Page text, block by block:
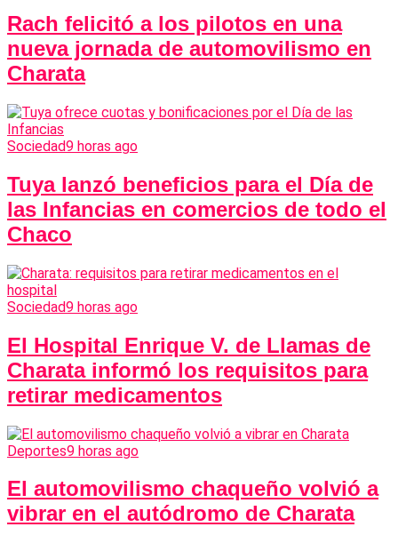
Rach felicitó a los pilotos en una
nueva jornada de automovilismo en
Charata
Sociedad9 horas ago
Tuya lanzó beneficios para el Día de
las Infancias en comercios de todo el
Chaco
Sociedad9 horas ago
El Hospital Enrique V. de Llamas de
Charata informó los requisitos para
retirar medicamentos
Deportes9 horas ago
El automovilismo chaqueño volvió a
vibrar en el autódromo de Charata